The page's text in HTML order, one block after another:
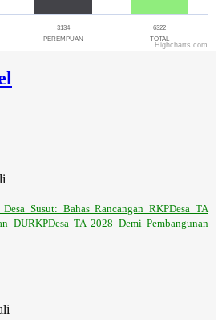
3134
PEREMPUAN
6322
TOTAL
Highcharts.com
Desa Susut: Bahas Rancangan RKPDesa TA
DURKPDesa TA 2028 Demi Pembangunan